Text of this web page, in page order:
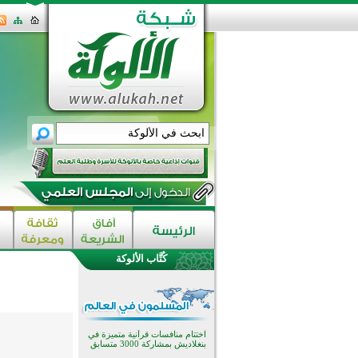
كُتَّاب الألوكة
اختتام الدورة التاسعة لمسابقة حفظ
تيسليتش تختتم برنامجا تعليميا لتعزيز
القيم وبناء الشخصية للشباب
المسلمين
اختتام منافسات قرآنية متميزة في
بنغلاديش بمشاركة 3000 متسابق